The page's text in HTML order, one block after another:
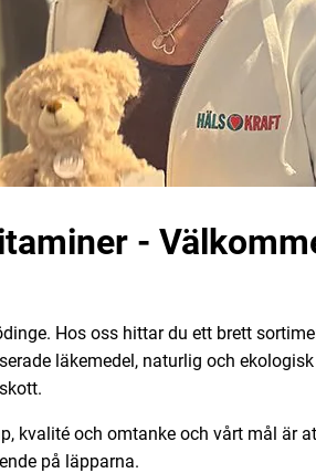
-
Hos oss hittar du ett brett
läkemedel, naturlig och
kvalité och omtanke och vårt mål
på läpparna.